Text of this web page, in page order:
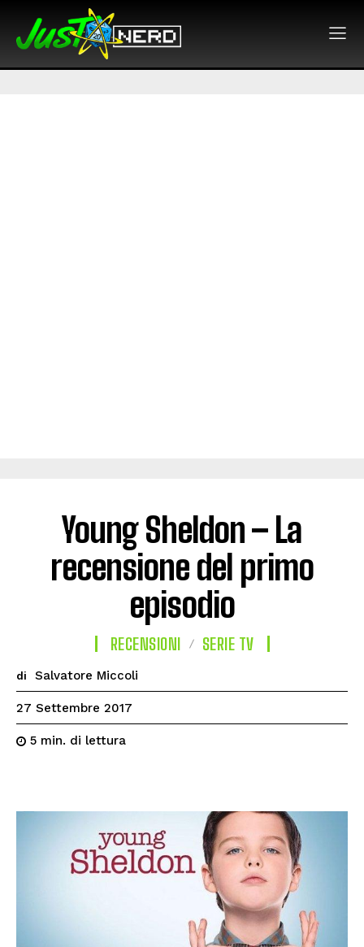
Young Sheldon – La
recensione del primo
episodio
RECENSIONI SERIE TV
di Salvatore Miccoli
27 Settembre 2017
5 min. di lettura